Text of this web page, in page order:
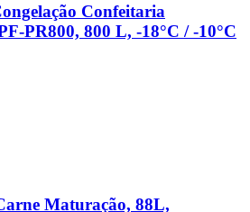
Confeitaria
PR800, 800 L, -18°C / -10°C
Maturação, 88L,